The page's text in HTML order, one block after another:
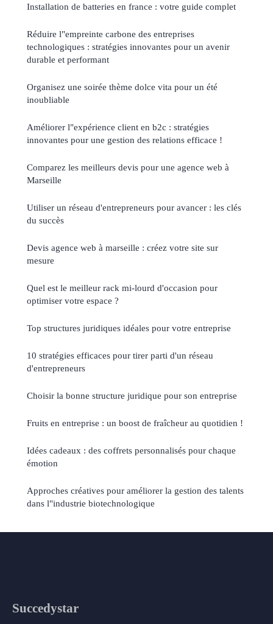
Installation de batteries en france : votre guide complet
Réduire l"empreinte carbone des entreprises
technologiques : stratégies innovantes pour un avenir
durable et performant
Organisez une soirée thème dolce vita pour un été
inoubliable
Améliorer l"expérience client en b2c : stratégies
innovantes pour une gestion des relations efficace !
Comparez les meilleurs devis pour une agence web à
Marseille
Utiliser un réseau d'entrepreneurs pour avancer : les clés
du succès
Devis agence web à marseille : créez votre site sur
mesure
Quel est le meilleur rack mi-lourd d'occasion pour
optimiser votre espace ?
Top structures juridiques idéales pour votre entreprise
10 stratégies efficaces pour tirer parti d'un réseau
d'entrepreneurs
Choisir la bonne structure juridique pour son entreprise
Fruits en entreprise : un boost de fraîcheur au quotidien !
Idées cadeaux : des coffrets personnalisés pour chaque
émotion
Approches créatives pour améliorer la gestion des talents
dans l"industrie biotechnologique
Succedystar